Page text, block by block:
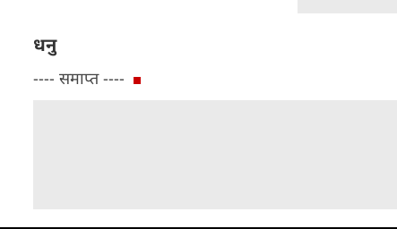
धनु
---- समाप्त ----